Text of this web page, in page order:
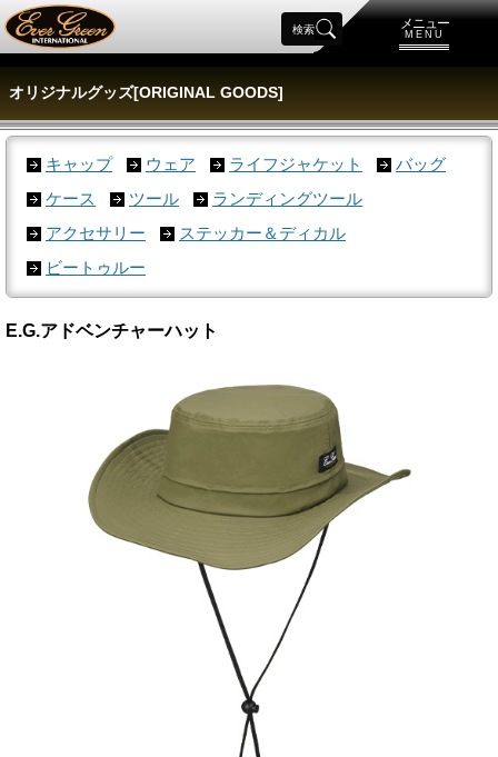
メニュー
MENU
検索
オリジナルグッズ[ORIGINAL GOODS]
キャップ ウェア ライフジャケット
バッグ
ケース
ツール
ランディングツール
アクセサリー
ステッカー＆ディカル
ビートゥルー
E.G.アドベンチャーハット